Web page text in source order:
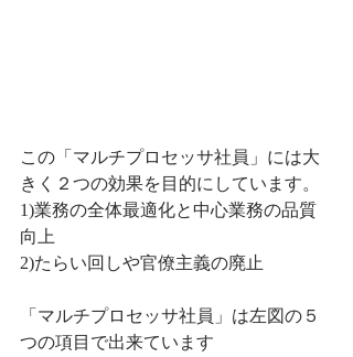
この「マルチプロセッサ社員」には大
きく２つの効果を目的にしています。
1)業務の全体最適化と中心業務の品質
向上
2)たらい回しや官僚主義の廃止
「マルチプロセッサ社員」は左図の５
つの項目で出来ています